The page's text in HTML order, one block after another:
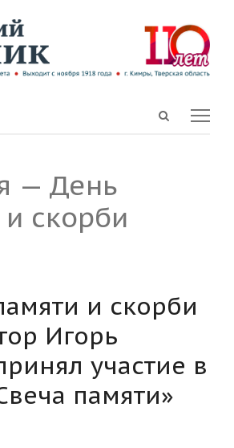
Open
— День
скорби
и скорби
Игорь
участие в
памяти»